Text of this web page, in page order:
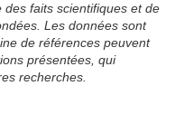
faits scientifiques et de
Les données sont
de références peuvent
présentées, qui
recherches.